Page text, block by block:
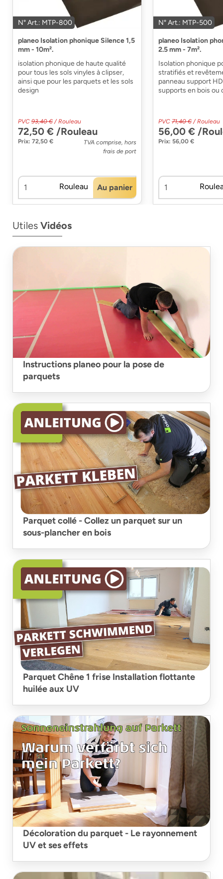
N° Art.: MTP-800
planeo Isolation phonique Silence 1,5
mm - 10m².
isolation phonique de haute qualité
pour tous les sols vinyles à clipser,
ainsi que pour les parquets et les sols
design
PVC 93,40 € / Rouleau
72,50 € /Rouleau
Prix: 72,50 €
TVA comprise, hors
frais de port
Rouleau Au panier
N° Art.: MTP-500
planeo Isolation
2.5 mm - 7m².
Isolation phonique
stratifiés et
panneau support
supports en bois ou
PVC 71,40 € / Rouleau
56,00 € /
Prix: 56,00 €
Utiles Vidéos
Instructions planeo pour la pose de
parquets
Parquet collé - Collez un parquet sur un
sous-plancher en bois
Parquet Chêne 1 frise Installation flottante
huilée aux UV
Décoloration du parquet - Le rayonnement
UV et ses effets